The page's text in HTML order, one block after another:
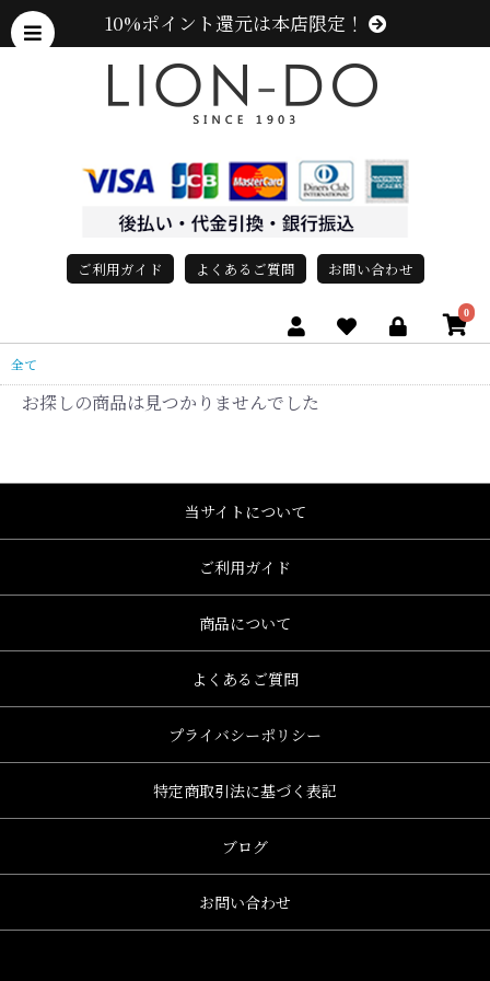
10%ポイント還元は本店限定！
ご利用ガイド よくあるご質問 お問い合わせ
0
全て
お探しの商品は見つかりませんでした
当サイトについて
ご利用ガイド
商品について
よくあるご質問
プライバシーポリシー
特定商取引法に基づく表記
ブログ
お問い合わせ